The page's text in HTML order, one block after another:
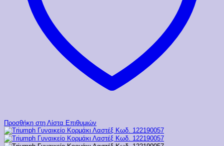
Προσθήκη στη Λίστα Επιθυμιών